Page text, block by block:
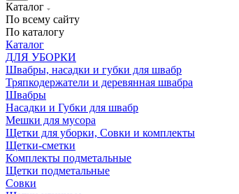
Каталог
По всему сайту
По каталогу
Каталог
ДЛЯ УБОРКИ
Швабры, насадки и губки для швабр
Тряпкодержатели и деревянная швабра
Швабры
Насадки и Губки для швабр
Мешки для мусора
Щетки для уборки, Совки и комплекты
Щетки-сметки
Комплекты подметальные
Щетки подметальные
Совки